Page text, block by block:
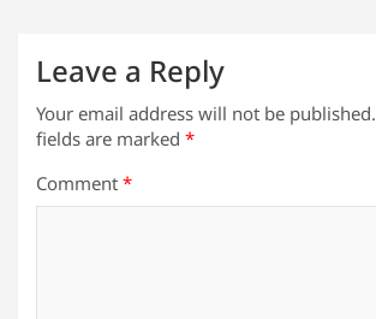
Leave a Reply
Your email address will not be published.
fields are marked *
Comment *